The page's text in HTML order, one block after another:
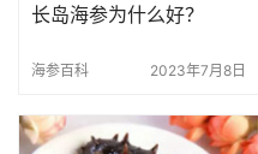
长岛海参为什么好？
海参百科 2023年7月8日